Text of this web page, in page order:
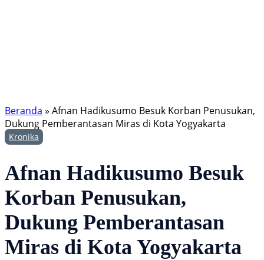
Beranda » Afnan Hadikusumo Besuk Korban Penusukan,
Dukung Pemberantasan Miras di Kota Yogyakarta
Kronika
Afnan Hadikusumo Besuk
Korban Penusukan,
Dukung Pemberantasan
Miras di Kota Yogyakarta